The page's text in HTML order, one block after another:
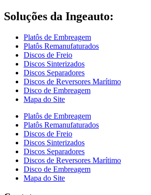
Soluções da Ingeauto:
Platôs de Embreagem
Platôs Remanufaturados
Discos de Freio
Discos Sinterizados
Discos Separadores
Discos de Reversores Marítimo
Disco de Embreagem
Mapa do Site
Platôs de Embreagem
Platôs Remanufaturados
Discos de Freio
Discos Sinterizados
Discos Separadores
Discos de Reversores Marítimo
Disco de Embreagem
Mapa do Site